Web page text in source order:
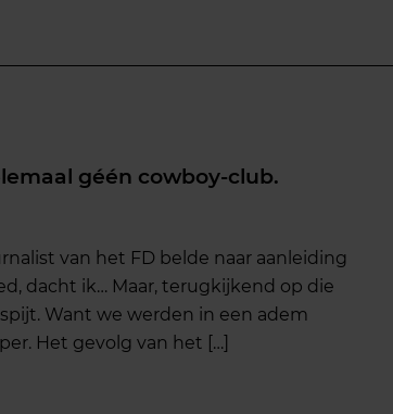
géén cowboy-club.
van het FD belde naar aanleiding
dacht ik… Maar, terugkijkend op die
Want we werden in een adem
Het gevolg van het […]